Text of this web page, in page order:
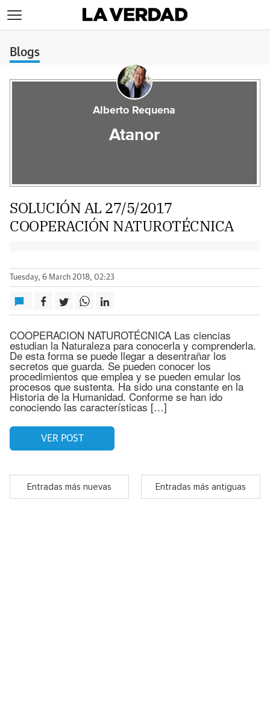
Blogs
Alberto Requena
Atanor
SOLUCIÓN AL 27/5/2017
COOPERACIÓN NATUROTÉCNICA
Tuesday, 6 March 2018, 02:23
COOPERACION NATUROTÉCNICA Las ciencias
estudian la Naturaleza para conocerla y comprenderla.
De esta forma se puede llegar a desentrañar los
secretos que guarda. Se pueden conocer los
procedimientos que emplea y se pueden emular los
procesos que sustenta. Ha sido una constante en la
Historia de la Humanidad. Conforme se han ido
conociendo las características […]
VER POST
Entradas más nuevas Entradas más antiguas